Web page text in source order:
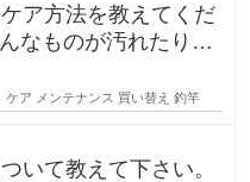
ア方法を教えてくだ
ケア メンテナンス 買い替え 釣竿
いて教えて下さい。